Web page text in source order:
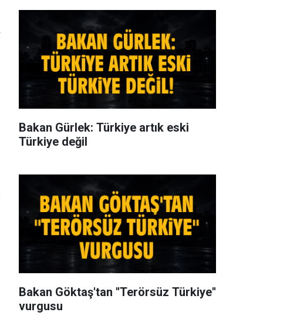
Bakan Gürlek: Türkiye artık eski
Türkiye değil
Bakan Göktaş'tan ''Terörsüz Türkiye''
vurgusu